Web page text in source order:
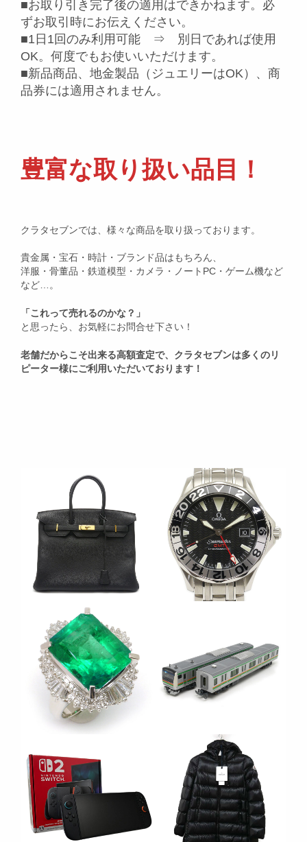
■お取り引き完了後の適用はできかねます。必
ずお取引時にお伝えください。
■1日1回のみ利用可能 ⇒ 別日であれば使用
OK。何度でもお使いいただけます。
■新品商品、地金製品（ジュエリーはOK）、商
品券には適用されません。
豊富な取り扱い品目！
クラタセブンでは、様々な商品を取り扱っております。
貴金属・宝石・時計・ブランド品はもちろん、
洋服・骨董品・鉄道模型・カメラ・ノートPC・ゲーム機など
など…。
「これって売れるのかな？」
と思ったら、お気軽にお問合せ下さい！
老舗だからこそ出来る高額査定で、クラタセブンは多くのリ
ピーター様にご利用いただいております！